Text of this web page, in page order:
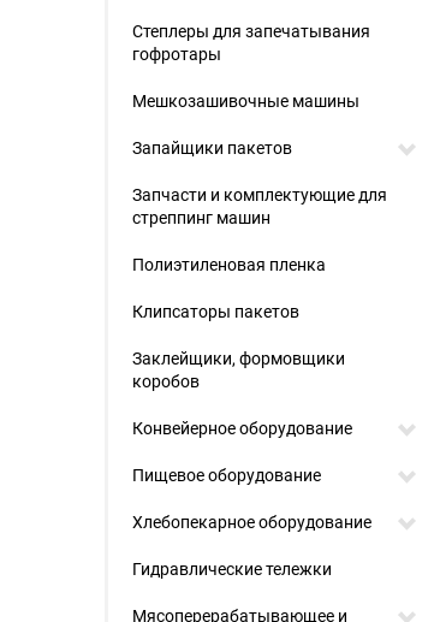
Степлеры для запечатывания
гофротары
Мешкозашивочные машины
Запайщики пакетов
Запчасти и комплектующие для
стреппинг машин
Полиэтиленовая пленка
Клипсаторы пакетов
Заклейщики, формовщики
коробов
Конвейерное оборудование
Пищевое оборудование
Хлебопекарное оборудование
Гидравлические тележки
Мясоперерабатывающее и